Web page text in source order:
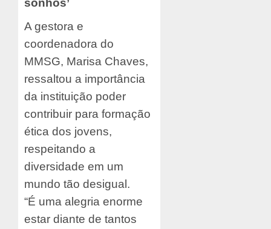
sonhos’
A gestora e
coordenadora do
MMSG, Marisa Chaves,
ressaltou a importância
da instituição poder
contribuir para formação
ética dos jovens,
respeitando a
diversidade em um
mundo tão desigual.
“É uma alegria enorme
estar diante de tantos